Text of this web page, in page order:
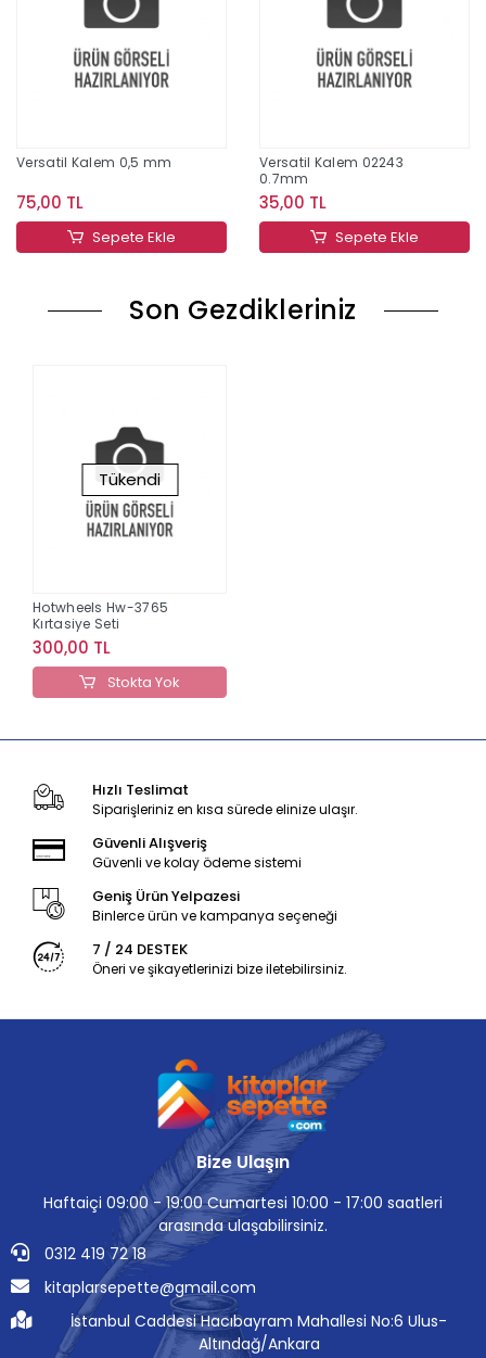
Versatil Kalem 0,5 mm
75,00 TL
Sepete Ekle
Versatil Kalem 02243
0.7mm
35,00 TL
Sepete Ekle
Son Gezdikleriniz
Tükendi
Hotwheels Hw-3765
Kırtasiye Seti
300,00 TL
Stokta Yok
Hızlı Teslimat
Siparişleriniz en kısa sürede elinize ulaşır.
Güvenli Alışveriş
Güvenli ve kolay ödeme sistemi
Geniş Ürün Yelpazesi
Binlerce ürün ve kampanya seçeneği
7 / 24 DESTEK
Öneri ve şikayetlerinizi bize iletebilirsiniz.
Bize Ulaşın
Haftaiçi 09:00 - 19:00 Cumartesi 10:00 - 17:00 saatleri
arasında ulaşabilirsiniz.
0312 419 72 18
kitaplarsepette@gmail.com
İstanbul Caddesi Hacıbayram Mahallesi No:6 Ulus-
Altındağ/Ankara